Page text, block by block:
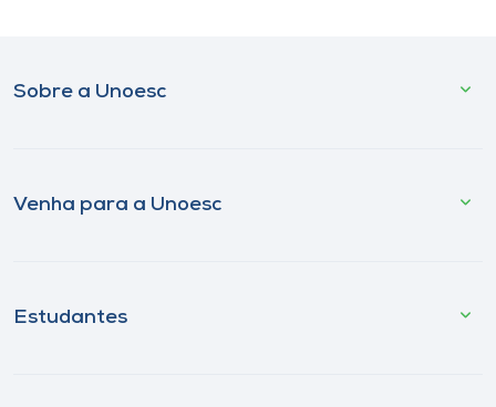
Sobre a Unoesc
Venha para a Unoesc
Estudantes